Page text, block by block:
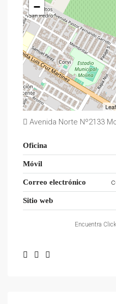
−
Avenida Norte Nº2133
Oficina
Móvil
Correo electrónico
Sitio web
Encuentra